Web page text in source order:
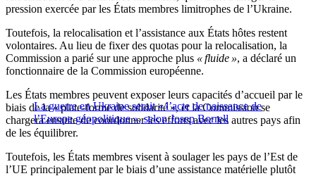
pression exercée par les États membres limitrophes de l’Ukraine.
Toutefois, la relocalisation et l’assistance aux États hôtes restent
volontaires. Au lieu de fixer des quotas pour la relocalisation, la
Commission a parié sur une approche plus « fluide », a déclaré un
fonctionnaire de la Commission européenne.
La guerre en Ukraine serait « l’acte de naissance de
l’Europe géopolitique », selon Josep Borrell
Les États membres peuvent exposer leurs capacités d’accueil par le
biais de la « plate-forme de solidarité », et la Commission se
chargera ensuite de coordonner les efforts avec les autres pays afin
de les équilibrer.
Toutefois, les États membres visent à soulager les pays de l’Est de
l’UE principalement par le biais d’une assistance matérielle plutôt